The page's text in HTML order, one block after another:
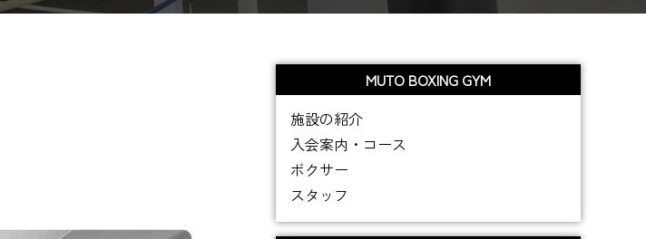
MUTO BOXING GYM
施設の紹介
入会案内・コース
ボクサー
スタッフ